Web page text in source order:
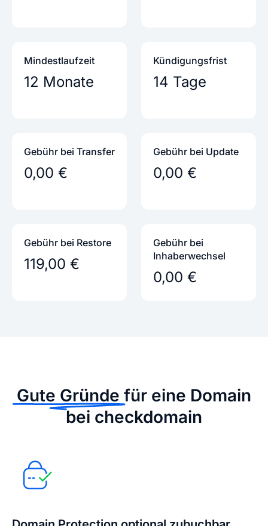
Mindestlaufzeit
12 Monate
Kündigungs­frist
14 Tage
Gebühr bei Transfer
0,00 €
Gebühr bei Update
0,00 €
Gebühr bei Restore
119,00 €
Gebühr bei
Inhaber­wechsel
0,00 €
Gute Gründe für eine Domain
bei checkdomain